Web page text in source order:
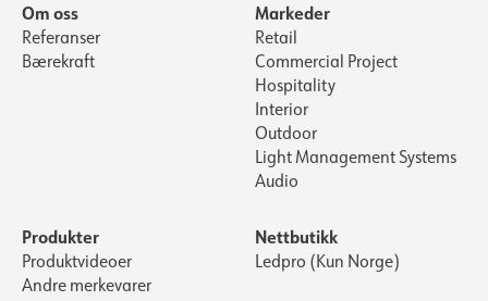
Om oss
Referanser
Bærekraft
Markeder
Retail
Commercial Project
Hospitality
Interior
Outdoor
Light Management Systems
Audio
Produkter
Produktvideoer
Andre merkevarer
Nettbutikk
Ledpro (Kun Norge)